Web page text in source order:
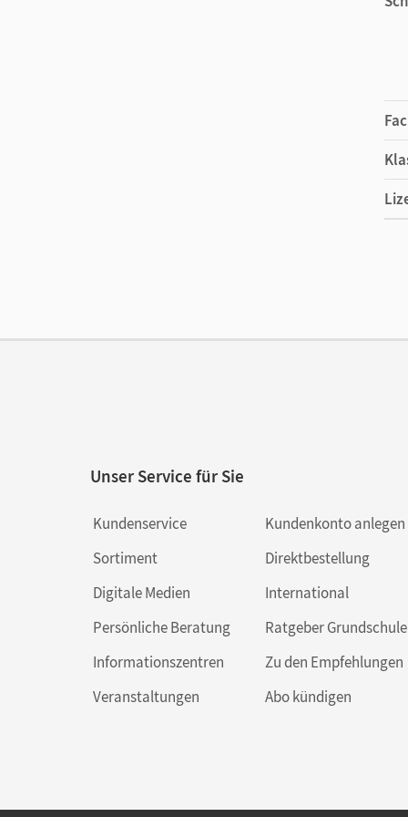
Lyrische Texte erschließen, kontextualisieren,
Unser Service für Sie
Kundenservice
Sortiment
Digitale Medien
Persönliche Beratung
Informationszentren
Veranstaltungen
Kundenkonto anlegen
Direktbestellung
International
Ratgeber Grundschule
Zu den Empfehlungen
Abo kündigen